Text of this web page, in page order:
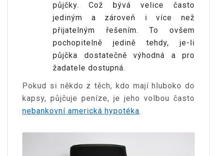
půjčky. Což bývá velice často
jediným a zároveň i více než
přijatelným řešením. To ovšem
pochopitelně jedině tehdy, je-li
půjčka dostatečně výhodná a pro
žadatele dostupná.
Pokud si někdo z těch, kdo mají hluboko do
kapsy, půjčuje peníze, je jeho volbou často
nebankovní americká hypotéka.